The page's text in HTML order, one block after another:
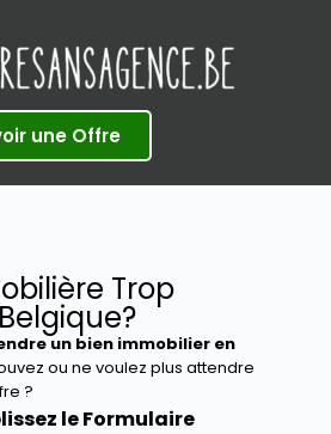
une Offre
Trop
un bien immobilier en
ou ne voulez plus attendre
?
le Formulaire